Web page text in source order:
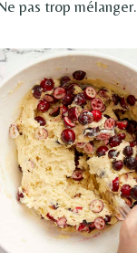
pas trop mélanger.